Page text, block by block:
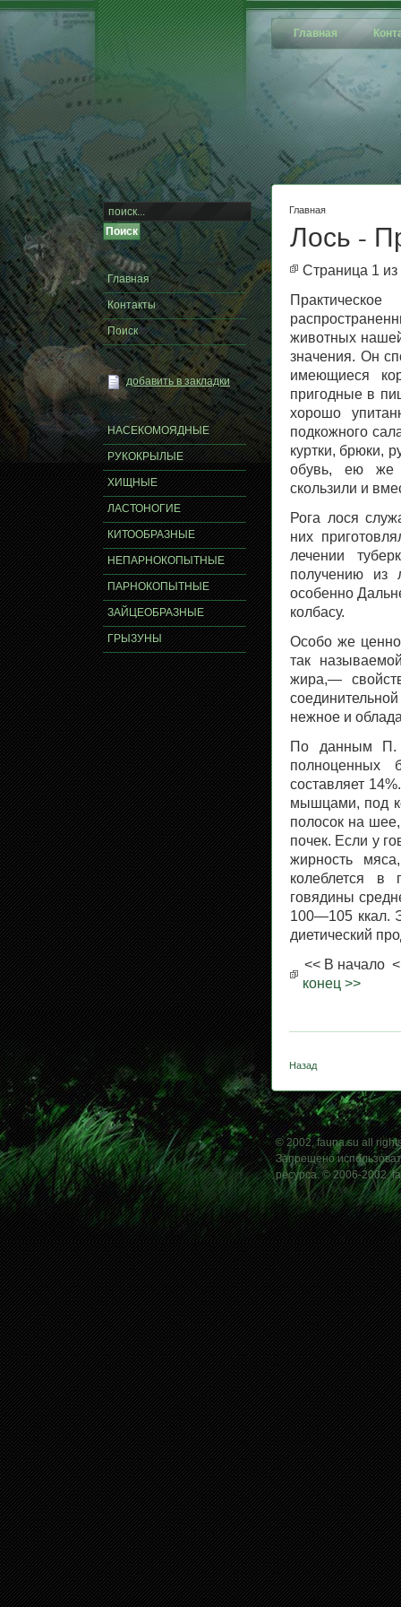
Главная
Главная
Лось -
Страница 1 из
животных
значения. Он
имеющиеся
пригодные в
xорошо
подкожного
куртки, брюки,
обувь, ею же
скользили и
Рога лося
них
лечении
получению из
особенно
колбасу.
Особо же
так
жира,—
нежное и
По данным П.
полноценных
составляет
мышцами, под
полосок на
почек. Если у
жирность
колеблется в
говядины
100—105 ккал.
диетический
<< В начало
конец >>
Назад
Главная
Контакты
Поиск
добавить в закладки
НАСЕКОМОЯДНЫЕ
РУКОКРЫЛЫЕ
ХИЩНЫЕ
ЛАСТОНОГИЕ
КИТООБРАЗНЫЕ
НЕПАРНОКОПЫТНЫЕ
ПАРНОКОПЫТНЫЕ
ЗАЙЦЕОБРАЗНЫЕ
ГРЫЗУНЫ
© 2002, fauna.su all
Запрещено
ресурса. © 2006-2002,